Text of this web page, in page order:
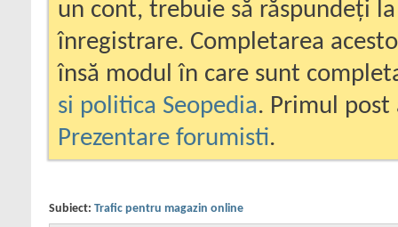
un cont, trebuie să răspundeți
înregistrare. Completarea
însă modul în care sunt
si politica Seopedia. Primul
Prezentare forumisti.
Subiect: Trafic pentru magazin online